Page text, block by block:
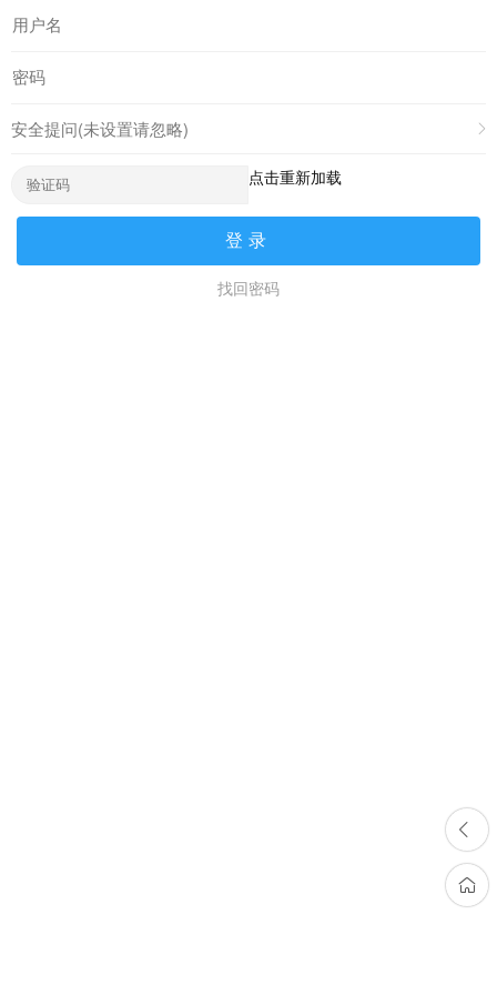
安全提问(未设置请忽略)
点击重新加载
登录
找回密码